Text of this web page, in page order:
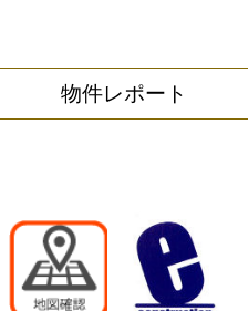
物件レポート